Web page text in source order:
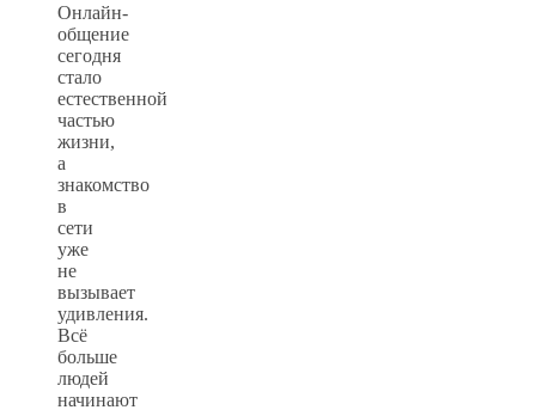
Онлайн-
общение
сегодня
стало
естественной
частью
жизни,
а
знакомство
в
сети
уже
не
вызывает
удивления.
Всё
больше
людей
начинают